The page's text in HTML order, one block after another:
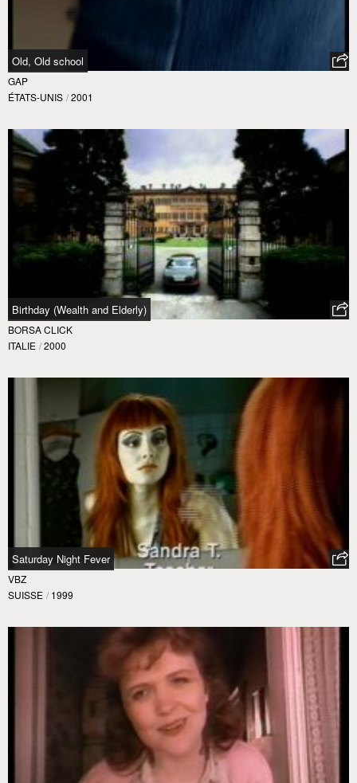
Old, Old school
GAP
ÉTATS-UNIS / 2001
Birthday (Wealth and Elderly)
BORSA CLICK
ITALIE / 2000
Saturday Night Fever
VBZ
SUISSE / 1999